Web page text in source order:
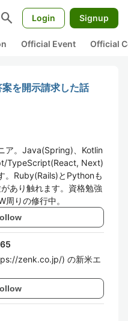
search Login Signup
Official Event Official
を開示請求した話
ア。Java(Spring)、Kotlin
TypeScript(React, Next)
。Ruby(Rails)とPythonも
あり触れます。資格勉強
周りの修行中。
zenk.co.jp/) の新米エ